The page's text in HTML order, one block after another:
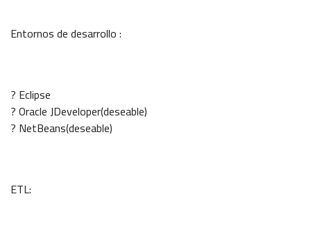
Entornos de desarrollo :
? Eclipse
? Oracle JDeveloper(deseable)
? NetBeans(deseable)
ETL: